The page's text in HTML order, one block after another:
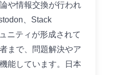
や情報交換が行われ
、Stack
ニティが形成されて
まで、問題解決やア
能しています。日本